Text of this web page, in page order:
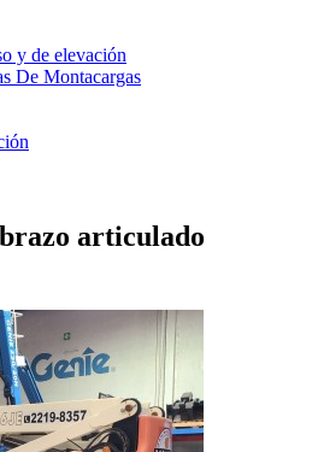
y de elevación
De Montacargas
articulado